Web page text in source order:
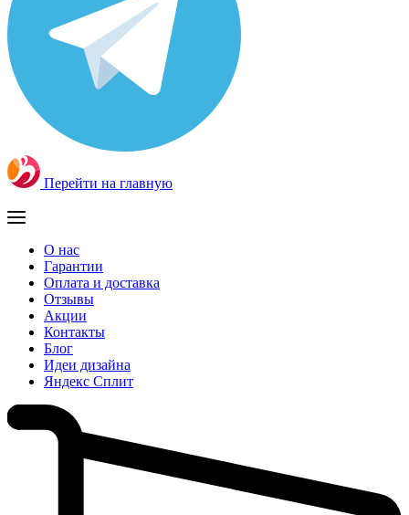
Перейти на главную
О нас
Гарантии
Оплата и доставка
Отзывы
Акции
Контакты
Блог
Идеи дизайна
Яндекс Сплит